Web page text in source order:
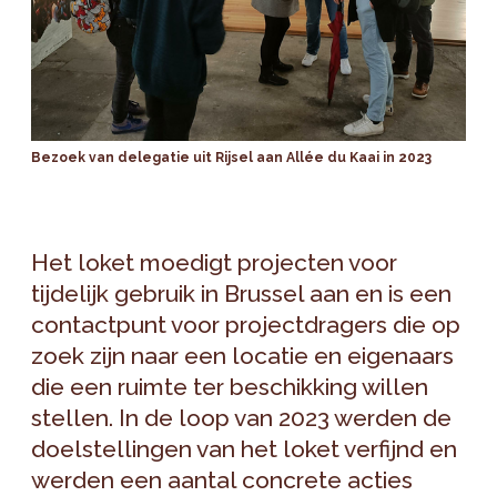
Bezoek van delegatie uit Rijsel aan Allée du Kaai in 2023
Het loket moedigt projecten voor
tijdelijk gebruik in Brussel aan en is een
contactpunt voor projectdragers die op
zoek zijn naar een locatie en eigenaars
die een ruimte ter beschikking willen
stellen. In de loop van 2023 werden de
doelstellingen van het loket verfijnd en
werden een aantal concrete acties